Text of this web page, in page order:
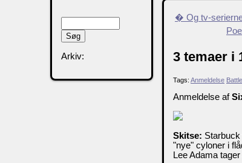
� Og tv-
3 temaer i
Tags: Anmeldelse
Anmeldelse af
Skitse:
"nye" cyloner i
Lee Adama
Arkiv: